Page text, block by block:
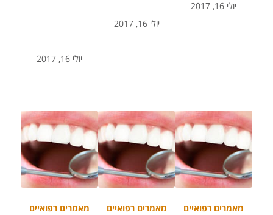
יולי 16, 2017
יולי 16, 2017
יולי 16, 2017
מאמרים רפואיים מאמרים רפואיים מאמרים רפואיים